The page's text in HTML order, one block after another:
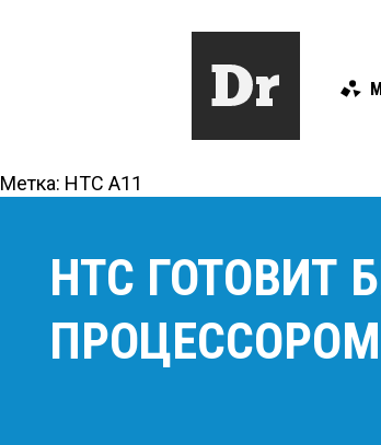
Метка: HTC A11
HTC
ПРОЦЕССОРОМ